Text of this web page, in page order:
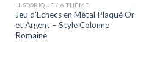
HISTORIQUE / A THÈME
Jeu d’Echecs en Métal Plaqué Or
et Argent – Style Colonne
Romaine